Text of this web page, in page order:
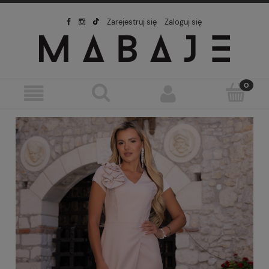
Zarejestruj się Zaloguj się